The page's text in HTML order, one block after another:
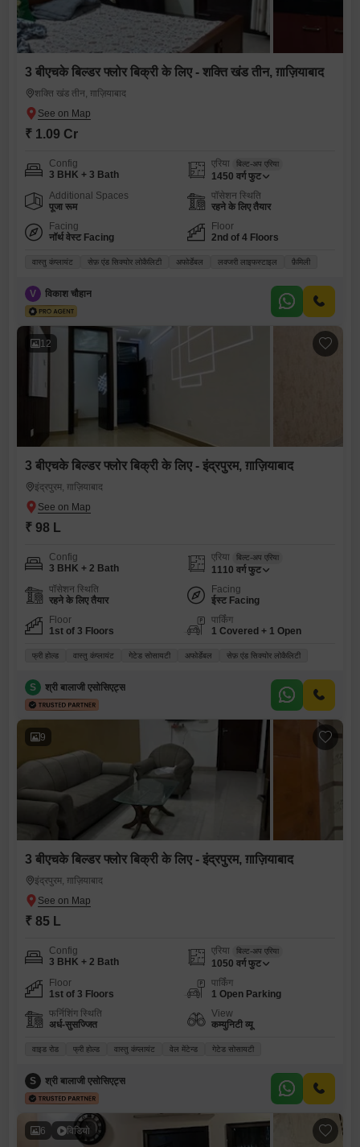
3 बीएचके बिल्डर फ्लोर बिक्री के लिए - शक्ति खंड तीन, ग़ाज़ियाबाद
शक्ति खंड तीन, ग़ाज़ियाबाद
₹ 1.09 Cr
Config
3 BHK + 3 Bath
एरिया बिल्ट-अप एरिया
1450 वर्ग फुट
Additional Spaces
पूजा रूम
पॉसेशन स्थिति
रहने के लिए तैयार
Facing
नॉर्थ वेस्ट Facing
Floor
2nd of 4 Floors
वास्तु कंप्लायंट सेफ़ एंड सिक्योर लोकैलिटी अफोर्डेबल लक्जरी लाइफस्टाइल फ़ैमिली
V विकाश चौहान
12
3 बीएचके बिल्डर फ्लोर बिक्री के लिए - इंद्रपुरम, ग़ाज़ियाबाद
इंद्रपुरम, ग़ाज़ियाबाद
₹ 98 L
Config
3 BHK + 2 Bath
एरिया बिल्ट-अप एरिया
1110 वर्ग फुट
पॉसेशन स्थिति
रहने के लिए तैयार
Facing
ईस्ट Facing
Floor
1st of 3 Floors
पार्किंग
1 Covered + 1 Open
फ्री होल्ड वास्तु कंप्लायंट गेटेड सोसायटी अफोर्डेबल सेफ़ एंड सिक्योर लोकैलिटी
S श्री बालाजी एसोसिएट्स
9
3 बीएचके बिल्डर फ्लोर बिक्री के लिए - इंद्रपुरम, ग़ाज़ियाबाद
इंद्रपुरम, ग़ाज़ियाबाद
₹ 85 L
Config
3 BHK + 2 Bath
एरिया बिल्ट-अप एरिया
1050 वर्ग फुट
Floor
1st of 3 Floors
पार्किंग
1 Open Parking
फर्निशिंग स्थिति
अर्ध-सुसज्जित
View
कम्युनिटी व्यू
वाइड रोड फ्री होल्ड वास्तु कंप्लायंट वेल मेंटेन्ड गेटेड सोसायटी
S श्री बालाजी एसोसिएट्स
6 विडियो